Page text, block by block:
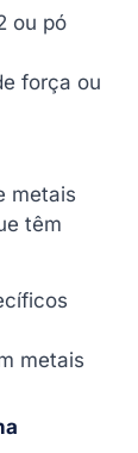
ou pó
força ou
metais
têm
metais